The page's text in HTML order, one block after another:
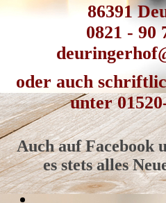
86391
0821 - 90
oder auch
unter
Auch auf Facebook
es stets alles